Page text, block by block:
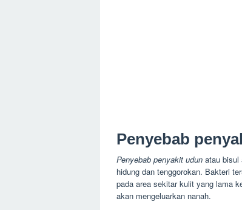
Penyebab
Penyebab penyakit udun atau bisul
hidung dan tenggorokan. Bakteri
pada area sekitar kulit yang lama
akan mengeluarkan nanah.